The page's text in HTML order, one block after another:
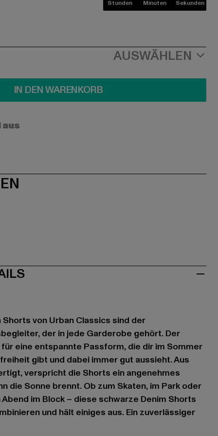
Stunden Minuten Sekunden
AUSWÄHLEN
IN DEN WARENKORB
Shorts von Urban Classics sind der
der in jede Garderobe gehört. Der
eine entspannte Passform, die dir im Sommer
gibt und dabei immer gut aussieht. Aus
verspricht die Shorts ein angenehmes
die Sonne brennt. Ob zum Skaten, im Park oder
im Block – diese schwarze Denim Shorts
und hält einiges aus. Ein zuverlässiger